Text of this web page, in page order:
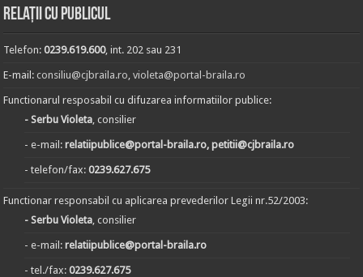
Relații cu publicul
Telefon:0239.619.600, int. 202 sau 231
E-mail:consiliu@cjbraila.ro,violeta@portal-braila.ro
Functionarul resposabil cu difuzarea informatiilor publice:
- Serbu Violeta, consilier
- e-mail:relatiipublice@portal-braila.ro, petitii@cjbraila.ro
- telefon/fax:0239.627.675
Functionar responsabil cu aplicarea prevederilor Legii nr.52/2003:
- Serbu Violeta, consilier
- e-mail:relatiipublice@portal-braila.ro
- tel./fax:0239.627.675